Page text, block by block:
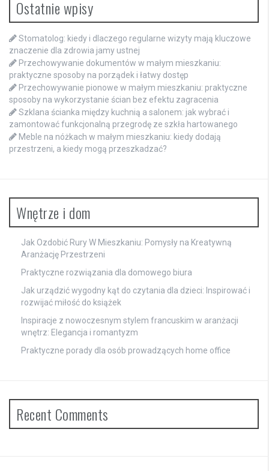
Ostatnie wpisy
Stomatolog: kiedy i dlaczego regularne wizyty mają kluczowe
znaczenie dla zdrowia jamy ustnej
Przechowywanie dokumentów w małym mieszkaniu:
praktyczne sposoby na porządek i łatwy dostęp
Przechowywanie pionowe w małym mieszkaniu: praktyczne
sposoby na wykorzystanie ścian bez efektu zagracenia
Szklana ścianka między kuchnią a salonem: jak wybrać i
zamontować funkcjonalną przegrodę ze szkła hartowanego
Meble na nóżkach w małym mieszkaniu: kiedy dodają
przestrzeni, a kiedy mogą przeszkadzać?
Wnętrze i dom
Jak Ozdobić Rury W Mieszkaniu: Pomysły na Kreatywną
Aranżację Przestrzeni
Praktyczne rozwiązania dla domowego biura
Jak urządzić wygodny kąt do czytania dla dzieci: Inspirować i
rozwijać miłość do książek
Inspiracje z nowoczesnym stylem francuskim w aranżacji
wnętrz: Elegancja i romantyzm
Praktyczne porady dla osób prowadzących home office
Recent Comments